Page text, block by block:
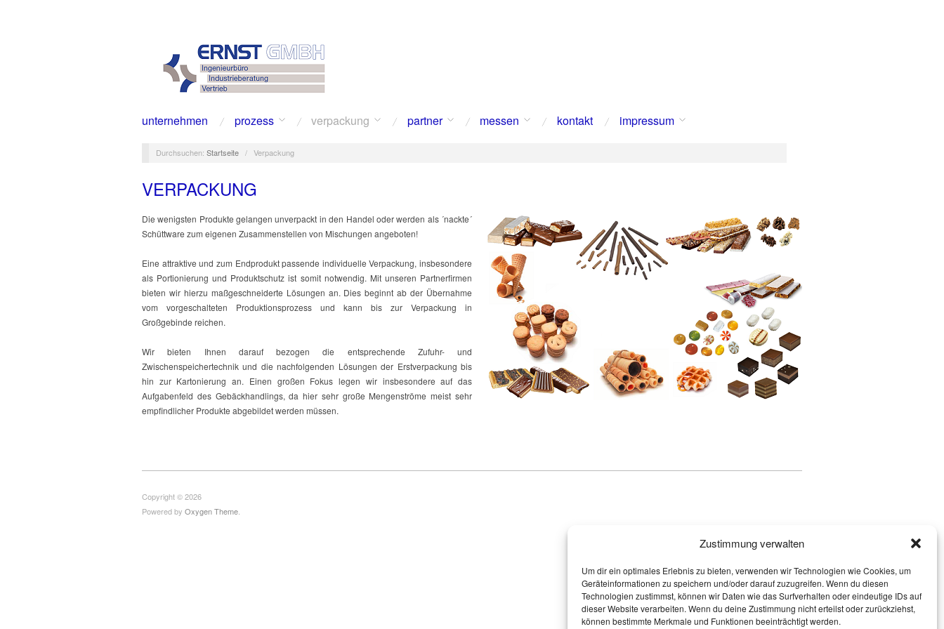
Zustimmung verwalten
Um dir ein optimales Erlebnis zu bieten, verwenden wir Technologien wie Cookies, um
Geräteinformationen zu speichern und/oder darauf zuzugreifen. Wenn du diesen
Technologien zustimmst, können wir Daten wie das Surfverhalten oder eindeutige IDs auf
dieser Website verarbeiten. Wenn du deine Zustimmung nicht erteilst oder zurückziehst,
können bestimmte Merkmale und Funktionen beeinträchtigt werden.
unternehmen prozess verpackung partner messen kontakt impressum
Durchsuchen: Startseite / Verpackung
VERPACKUNG
Die wenigsten Produkte gelangen unverpackt in den Handel oder werden als ´nackte´
Schüttware zum eigenen Zusammenstellen von Mischungen angeboten!
Eine attraktive und zum Endprodukt passende individuelle Verpackung, insbesondere
als Portionierung und Produktschutz ist somit notwendig. Mit unseren Partnerfirmen
bieten wir hierzu maßgeschneiderte Lösungen an. Dies beginnt ab der Übernahme
vom vorgeschalteten Produktionsprozess und kann bis zur Verpackung in
Großgebinde reichen.
Wir bieten Ihnen darauf bezogen die entsprechende Zufuhr- und
Zwischenspeichertechnik und die nachfolgenden Lösungen der Erstverpackung bis
hin zur Kartonierung an. Einen großen Fokus legen wir insbesondere auf das
Aufgabenfeld des Gebäckhandlings, da hier sehr große Mengenströme meist sehr
empfindlicher Produkte abgebildet werden müssen.
Copyright © 2026
Powered by Oxygen Theme.